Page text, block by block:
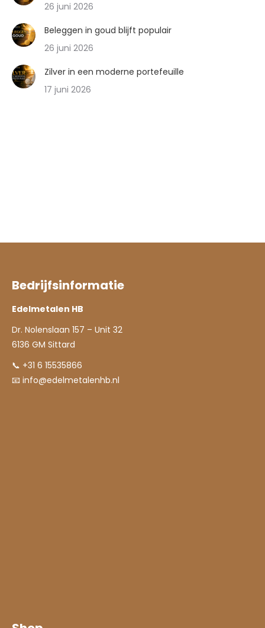
26 juni 2026
Beleggen in goud blijft populair
26 juni 2026
Zilver in een moderne portefeuille
17 juni 2026
Bedrijfsinformatie
Edelmetalen HB
Dr. Nolenslaan 157 – Unit 32
6136 GM Sittard
📞 +31 6 15535866
📧 info@edelmetalenhb.nl